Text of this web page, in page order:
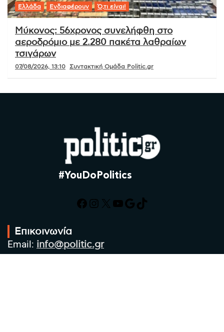
Ελλάδα Ενδιαφέρουν Ό,τι είναι!
Μύκονος: 56χρονος συνελήφθη στο
αεροδρόμιο με 2.280 πακέτα λαθραίων
τσιγάρων
07/08/2026, 13:10 Συντακτική Ομάδα Politic.gr
#YouDoPolitics
Facebook
Instagram
X YouTube
Google
TikTok
Επικοινωνία
Email: info@politic.gr
Τηλ: